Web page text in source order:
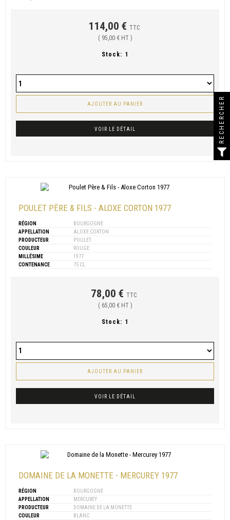
114,00 € TTC
( 95,00 € HT )
Stock: 1
AJOUTER AU PANIER
VOIR LE DÉTAIL
POULET PÈRE & FILS - ALOXE CORTON 1977
RÉGION
BOURGOGNE
APPELLATION
ALOXE CORTON
PRODUCTEUR
POULET
COULEUR
ROUGE
MILLÉSIME
1977
CONTENANCE
75 CL
78,00 € TTC
( 65,00 € HT )
Stock: 1
AJOUTER AU PANIER
VOIR LE DÉTAIL
DOMAINE DE LA MONETTE - MERCUREY 1977
RÉGION
BOURGOGNE
APPELLATION
MERCUREY
PRODUCTEUR
DOMAINE DE LA MONETTE
COULEUR
BLANC
RECHERCHER